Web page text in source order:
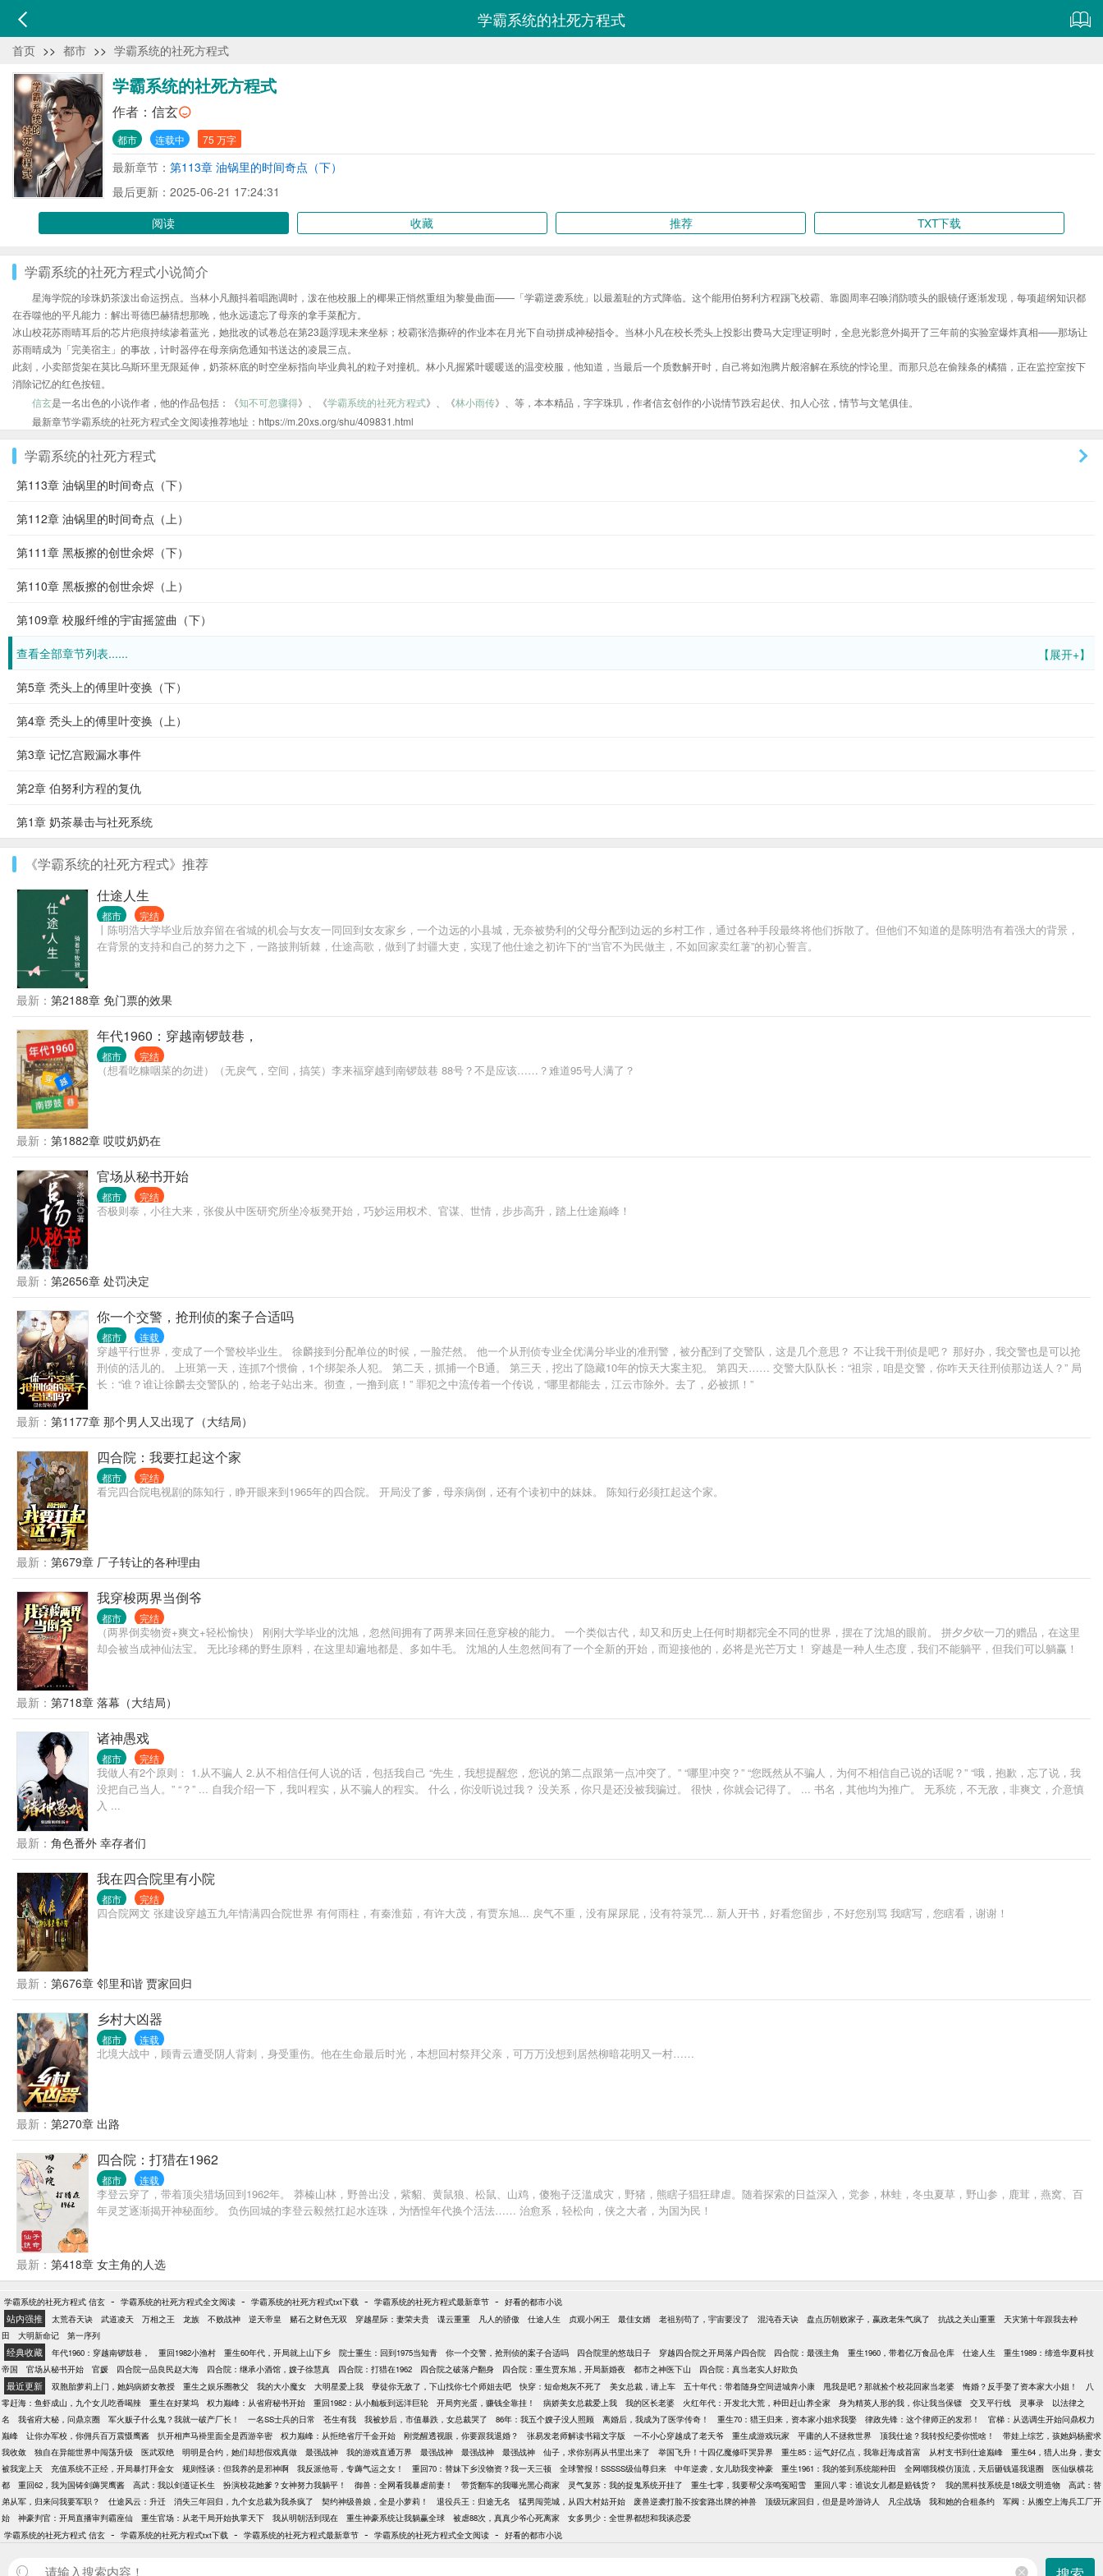
学霸系统的社死方程式
首页 >> 都市 >> 学霸系统的社死方程式
学霸系统的社死方程式
作者： 信玄
都市 连载中 75 万字
最新章节： 第113章 油锅里的时间奇点（下）
最后更新：2025-06-21 17:24:31
阅读
收藏 推荐 TXT下载
学霸系统的社死方程式小说简介
星海学院的珍珠奶茶泼出命运拐点。当林小凡颤抖着唱跑调时，泼在他校服上的椰果正悄然重组为黎曼曲面——「学霸逆袭系统」以最羞耻的方式降临。这个能用伯努利方程踢飞校霸、靠圆周率召唤消防喷头的眼镜仔逐渐发现，每项超纲知识都
在吞噬他的平凡能力：解出哥德巴赫猜想那晚，他永远遗忘了母亲的拿手菜配方。
冰山校花苏雨晴耳后的芯片疤痕持续渗着蓝光，她批改的试卷总在第23题浮现未来坐标；校霸张浩撕碎的作业本在月光下自动拼成神秘指令。当林小凡在校长秃头上投影出费马大定理证明时，全息光影意外揭开了三年前的实验室爆炸真相——那场让
苏雨晴成为「完美宿主」的事故，计时器停在母亲病危通知书送达的凌晨三点。
此刻，小卖部货架在莫比乌斯环里无限延伸，奶茶杯底的时空坐标指向毕业典礼的粒子对撞机。林小凡握紧叶暖暖送的温变校服，他知道，当最后一个质数解开时，自己将如泡腾片般溶解在系统的悖论里。而那只总在偷辣条的橘猫，正在监控室按下
消除记忆的红色按钮。
信玄是一名出色的小说作者，他的作品包括：《知不可忽骤得》、《学霸系统的社死方程式》、《林小雨传》、等，本本精品，字字珠玑，作者信玄创作的小说情节跌宕起伏、扣人心弦，情节与文笔俱佳。
最新章节学霸系统的社死方程式全文阅读推荐地址：https://m.20xs.org/shu/409831.html
学霸系统的社死方程式
第113章 油锅里的时间奇点（下）
第112章 油锅里的时间奇点（上）
第111章 黑板擦的创世余烬（下）
第110章 黑板擦的创世余烬（上）
第109章 校服纤维的宇宙摇篮曲（下）
【展开+】
查看全部章节列表......
第5章 秃头上的傅里叶变换（下）
第4章 秃头上的傅里叶变换（上）
第3章 记忆宫殿漏水事件
第2章 伯努利方程的复仇
第1章 奶茶暴击与社死系统
《学霸系统的社死方程式》推荐
仕途人生
都市 完结
丨陈明浩大学毕业后放弃留在省城的机会与女友一同回到女友家乡，一个边远的小县城，无奈被势利的父母分配到边远的乡村工作，通过各种手段最终将他们拆散了。但他们不知道的是陈明浩有着强大的背景，
在背景的支持和自己的努力之下，一路披荆斩棘，仕途高歌，做到了封疆大吏，实现了他仕途之初许下的“当官不为民做主，不如回家卖红薯”的初心誓言。
最新： 第2188章 免门票的效果
年代1960：穿越南锣鼓巷，
都市 完结
（想看吃糠咽菜的勿进）（无戾气，空间，搞笑）李来福穿越到南锣鼓巷 88号？不是应该……？难道95号人满了？
最新： 第1882章 哎哎奶奶在
官场从秘书开始
都市 完结
否极则泰，小往大来，张俊从中医研究所坐冷板凳开始，巧妙运用权术、官谋、世情，步步高升，踏上仕途巅峰！
最新： 第2656章 处罚决定
你一个交警，抢刑侦的案子合适吗
都市 连载
穿越平行世界，变成了一个警校毕业生。 徐麟接到分配单位的时候，一脸茫然。 他一个从刑侦专业全优满分毕业的准刑警，被分配到了交警队，这是几个意思？ 不让我干刑侦是吧？ 那好办，我交警也是可以抢
刑侦的活儿的。 上班第一天，连抓7个惯偷，1个绑架杀人犯。 第二天，抓捕一个B通。 第三天，挖出了隐藏10年的惊天大案主犯。 第四天…… 交警大队队长：“祖宗，咱是交警，你咋天天往刑侦那边送人？” 局
长：“谁？谁让徐麟去交警队的，给老子站出来。彻查，一撸到底！” 罪犯之中流传着一个传说，“哪里都能去，江云市除外。去了，必被抓！”
最新： 第1177章 那个男人又出现了（大结局）
四合院：我要扛起这个家
都市 完结
看完四合院电视剧的陈知行，睁开眼来到1965年的四合院。 开局没了爹，母亲病倒，还有个读初中的妹妹。 陈知行必须扛起这个家。
最新： 第679章 厂子转让的各种理由
我穿梭两界当倒爷
都市 完结
（两界倒卖物资+爽文+轻松愉快） 刚刚大学毕业的沈旭，忽然间拥有了两界来回任意穿梭的能力。 一个类似古代，却又和历史上任何时期都完全不同的世界，摆在了沈旭的眼前。 拼夕夕砍一刀的赠品，在这里
却会被当成神仙法宝。 无比珍稀的野生原料，在这里却遍地都是、多如牛毛。 沈旭的人生忽然间有了一个全新的开始，而迎接他的，必将是光芒万丈！ 穿越是一种人生态度，我们不能躺平，但我们可以躺赢！
最新： 第718章 落幕（大结局）
诸神愚戏
都市 完结
我做人有2个原则： 1.从不骗人 2.从不相信任何人说的话，包括我自己 “先生，我想提醒您，您说的第二点跟第一点冲突了。” “哪里冲突？” “您既然从不骗人，为何不相信自己说的话呢？” “哦，抱歉，忘了说，我
没把自己当人。” “？” ... 自我介绍一下，我叫程实，从不骗人的程实。 什么，你没听说过我？ 没关系，你只是还没被我骗过。 很快，你就会记得了。 ... 书名，其他均为推广。 无系统，不无敌，非爽文，介意慎
入 ...
最新： 角色番外 幸存者们
我在四合院里有小院
都市 完结
四合院网文 张建设穿越五九年情满四合院世界 有何雨柱，有秦淮茹，有许大茂，有贾东旭... 戾气不重，没有屎尿屁，没有符箓咒... 新人开书，好看您留步，不好您别骂 我瞎写，您瞎看，谢谢！
最新： 第676章 邻里和谐 贾家回归
乡村大凶器
都市 连载
北境大战中，顾青云遭受阴人背刺，身受重伤。他在生命最后时光，本想回村祭拜父亲，可万万没想到居然柳暗花明又一村……
最新： 第270章 出路
四合院：打猎在1962
都市 连载
李登云穿了，带着顶尖猎场回到1962年。 莽榛山林，野兽出没，紫貂、黄鼠狼、松鼠、山鸡，傻狍子泛滥成灾，野猪，熊瞎子猖狂肆虐。随着探索的日益深入，党参，林蛙，冬虫夏草，野山参，鹿茸，燕窝、百
年灵芝逐渐揭开神秘面纱。 负伤回城的李登云毅然扛起水连珠，为恓惶年代换个活法…… 治愈系，轻松向，侠之大者，为国为民！
最新： 第418章 女主角的人选
学霸系统的社死方程式 信玄 - 学霸系统的社死方程式全文阅读 - 学霸系统的社死方程式txt下载 - 学霸系统的社死方程式最新章节 - 好看的都市小说
站内强推 太荒吞天诀 武道凌天 万相之王 龙族 不败战神 逆天帝皇 赌石之财色无双 穿越星际：妻荣夫贵 谍云重重 凡人的骄傲 仕途人生 贞观小闲王 最佳女婿 老祖别苟了，宇宙要没了 混沌吞天诀 盘点历朝败家子，嬴政老朱气疯了 抗战之关山重重
天灾第十年跟我去种
田
大明新命记 第一序列
经典收藏 年代1960：穿越南锣鼓巷， 重回1982小渔村 重生60年代，开局就上山下乡 院士重生：回到1975当知青 你一个交警，抢刑侦的案子合适吗 四合院里的悠哉日子 穿越四合院之开局落户四合院 四合院：最强主角 重生1960，带着亿万食品仓库 仕途人生
重生1989：缔造华夏科技
帝国
官场从秘书开始 官媛 四合院一品良民赵大海 四合院：继承小酒馆，嫂子徐慧真 四合院：打猎在1962 四合院之破落户翻身 四合院：重生贾东旭，开局新婚夜 都市之神医下山 四合院：真当老实人好欺负
最近更新 双胞胎萝莉上门，她妈病娇女教授 重生之娱乐圈教父 我的大小魔女 大明星爱上我 孽徒你无敌了，下山找你七个师姐去吧 快穿：短命炮灰不死了 美女总裁，请上车 五十年代：带着随身空间进城奔小康 甩我是吧？那就捡个校花回家当老婆 悔婚？反手娶了资本家大小姐！
八
零赶海：鱼虾成山，九个女儿吃香喝辣
重生在好莱坞 权力巅峰：从省府秘书开始 重回1982：从小舢板到远洋巨轮 开局穷光蛋，赚钱全靠挂！ 病娇美女总裁爱上我 我的区长老婆 火红年代：开发北大荒，种田赶山养全家 身为精英人形的我，你让我当保镖 交叉平行线 灵事录
以法律之
名
我省府大秘，问鼎京圈 军火贩子什么鬼？我就一破产厂长！ 一名SS士兵的日常 苍生有我 我被炒后，市值暴跌，女总裁哭了 86年：我五个嫂子没人照顾 离婚后，我成为了医学传奇！ 重生70：猎王归来，资本家小姐求我娶 律政先锋：这个律师正的发邪！
官梯：从选调生开始问鼎权力
巅峰
让你办军校，你佣兵百万震慑鹰酱 扒开相声马褂里面全是西游辛密 权力巅峰：从拒绝省厅千金开始 刚觉醒透视眼，你要跟我退婚？ 张易发老师解读书籍文字版 一不小心穿越成了老天爷 重生成游戏玩家 平庸的人不拯救世界 顶我仕途？我转投纪委你慌啥！
带娃上综艺，孩她妈杨蜜求
我收敛
独自在异能世界中闯荡升级 医武双绝 明明是合约，她们却想假戏真做 最强战神 我的游戏直通万界 最强战神 最强战神 最强战神 仙子，求你别再从书里出来了 举国飞升！十四亿魔修吓哭异界 重生85：运气好亿点，我靠赶海成首富 从村支书到仕途巅峰
重生64，猎人出身，妻女
被我宠上天
充值系统不正经，开局暴打拜金女 规则怪谈：但我养的是邪神啊 我反派他哥，专薅气运之女！ 重回70：替妹下乡没物资？我一天三顿 全球警报！SSSSS级仙尊归来 中年逆袭，女儿助我变神豪 重生1961：我的签到系统能种田 全网嘲我模仿顶流，天后砸钱逼我退圈
医仙纵横花
都
重回62，我为国铸剑薅哭鹰酱 高武：我以剑道证长生 扮演校花她爹？女神努力我躺平！ 御兽：全网看我暴虐前妻！ 带货翻车的我曝光黑心商家 灵气复苏：我的捉鬼系统开挂了 重生七零，我要帮父亲鸣冤昭雪 重回八零：谁说女儿都是赔钱货？ 我的黑科技系统是18级文明造物
高武：替
弟从军，归来问我要军职？
仕途风云：升迁 消失三年回归，九个女总裁为我杀疯了 契约神级兽娘，全是小萝莉！ 退役兵王：归途无名 猛男闯莞城，从四大村姑开始 废兽逆袭打脸不按套路出牌的神兽 顶级玩家回归，但是是吟游诗人 凡尘战场 我和她的合租条约
军阀：从搬空上海兵工厂开
始
神豪判官：开局直播审判霸座仙 重生官场：从老干局开始执掌天下 我从明朝活到现在 重生神豪系统让我躺赢全球 被虐88次，真真少爷心死离家
女多男少：全世界都想和我谈恋爱
学霸系统的社死方程式 信玄 - 学霸系统的社死方程式txt下载 - 学霸系统的社死方程式最新章节 - 学霸系统的社死方程式全文阅读 - 好看的都市小说